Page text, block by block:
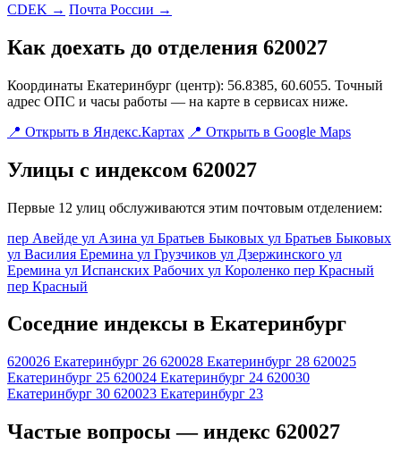
CDEK → Почта России →
Как доехать до отделения 620027
Координаты Екатеринбург (центр): 56.8385, 60.6055. Точный
адрес ОПС и часы работы — на карте в сервисах ниже.
📍 Открыть в Яндекс.Картах 📍 Открыть в Google Maps
Улицы с индексом 620027
Первые 12 улиц обслуживаются этим почтовым отделением:
пер Авейде ул Азина ул Братьев Быковых ул Братьев Быковых
ул Василия Еремина ул Грузчиков ул Дзержинского ул
Еремина ул Испанских Рабочих ул Короленко пер Красный
пер Красный
Соседние индексы в Екатеринбург
620026 Екатеринбург 26 620028 Екатеринбург 28 620025
Екатеринбург 25 620024 Екатеринбург 24 620030
Екатеринбург 30 620023 Екатеринбург 23
Частые вопросы — индекс 620027